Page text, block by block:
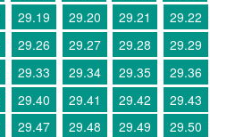
29.19 29.20 29.21
29.22
29.26 29.27 29.28
29.29
29.33 29.34 29.35
29.36
29.40 29.41 29.42
29.43
29.47 29.48 29.49
29.50